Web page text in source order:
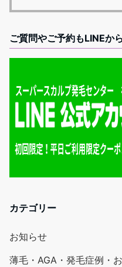
ご質問やご予約もLINEか
カテゴリー
お知らせ
薄毛・AGA・発毛症例・